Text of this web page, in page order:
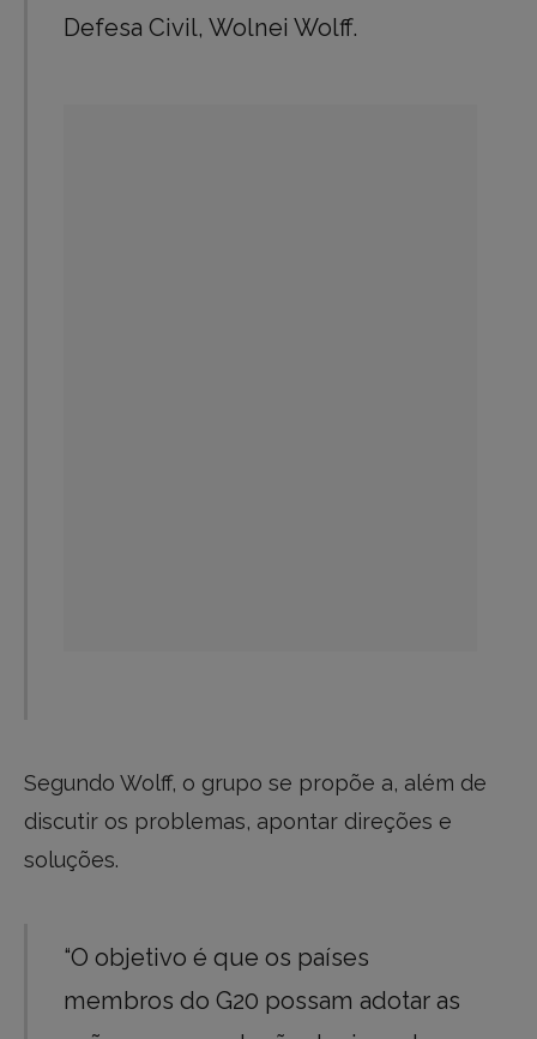
Defesa Civil, Wolnei Wolff.
Segundo Wolff, o grupo se propõe a, além de
discutir os problemas, apontar direções e
soluções.
“O objetivo é que os países
membros do G20 possam adotar as